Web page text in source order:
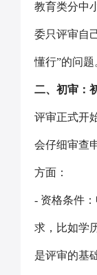
教育类分中
委只评审自
懂行”的问题
二、初审：
评审正式开
会仔细审查
方面：
- 资格条件
求，比如学
是评审的基